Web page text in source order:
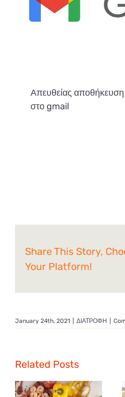
Απευθείας
στο gmail
Share This Story,
Your Platform!
January 24th, 2021 ΔΙΑΤΡΟΦΗ
Related Posts